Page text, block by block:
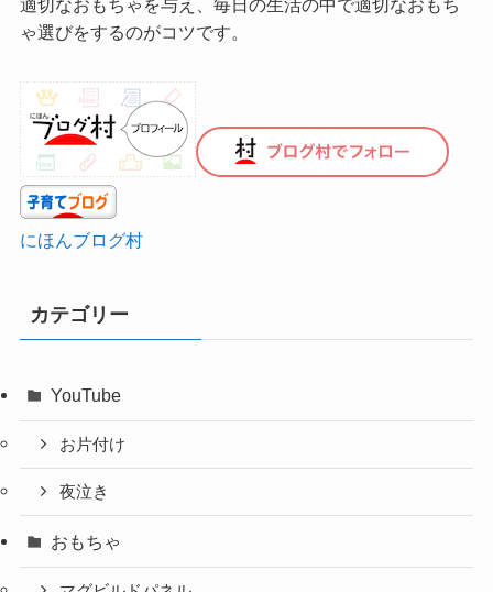
適切なおもちゃを与え、毎日の生活の中で適切なおもち
ゃ選びをするのがコツです。
にほんブログ村
カテゴリー
YouTube
お片付け
夜泣き
おもちゃ